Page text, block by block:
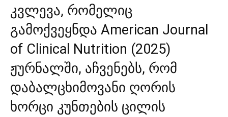
კვლევა, რომელიც
გამოქვეყნდა American Journal
of Clinical Nutrition (2025)
ჟურნალში, აჩვენებს, რომ
დაბალცხიმოვანი ღორის
ხორცი კუნთების ცილის